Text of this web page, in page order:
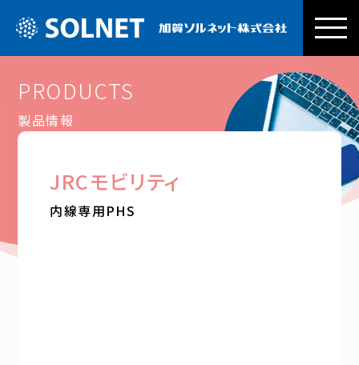
PRODUCTS
製品情報
JRCモビリティ
内線専用PHS